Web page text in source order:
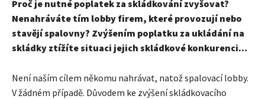
Proč je nutné poplatek za skládkování zvyšovat?
Nenahráváte tím lobby firem, které provozují nebo
stavějí spalovny? Zvýšením poplatku za ukládání na
skládky ztížíte situaci jejich skládkové konkurenci…
Není naším cílem někomu nahrávat, natož spalovací lobby.
V žádném případě. Důvodem ke zvýšení skládkovacího